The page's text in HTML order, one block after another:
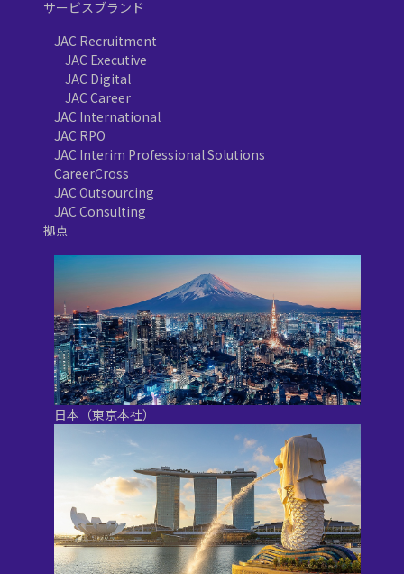
サービスブランド
JAC Recruitment
JAC Executive
JAC Digital
JAC Career
JAC International
JAC RPO
JAC Interim Professional Solutions
CareerCross
JAC Outsourcing
JAC Consulting
拠点
日本（東京本社）